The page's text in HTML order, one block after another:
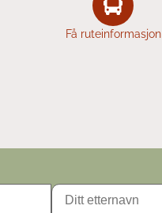
Få ruteinformasjon